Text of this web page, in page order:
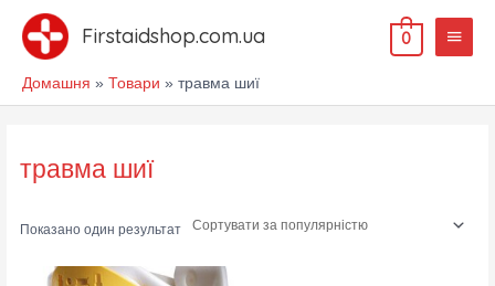
Перейти
вмісту
Firstaidshop.com.ua
меню
0
Домашня Товари травма шиї
травма шиї
Показано один результат